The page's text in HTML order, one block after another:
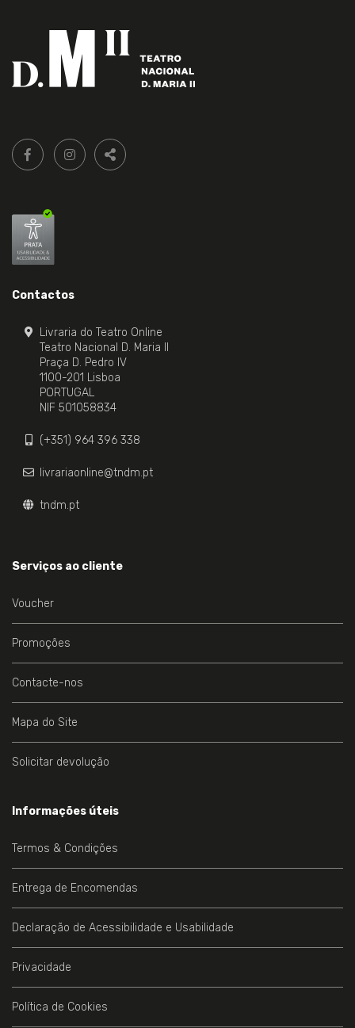
Siga-
nos:
FACEBOOK LIVRARIA DO TEATRO ONLINE.
INSTAGRAM LIVRARIA DO TEATRO ONLINE.
PARTILHAR
Contactos
Livraria do Teatro Online
Teatro Nacional D. Maria II
Praça D. Pedro IV
1100-201 Lisboa
PORTUGAL
NIF 501058834
(+351) 964 396 338
livrariaonline@tndm.pt
tndm.pt
Serviços ao cliente
Voucher
Promoções
Contacte-nos
Mapa do Site
Solicitar devolução
Informações úteis
Termos & Condições
Entrega de Encomendas
Declaração de Acessibilidade e Usabilidade
Privacidade
Política de Cookies